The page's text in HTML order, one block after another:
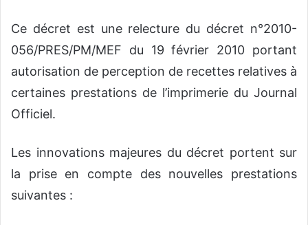
Ce décret est une relecture du décret n°2010-
056/PRES/PM/MEF du 19 février 2010 portant
autorisation de perception de recettes relatives à
certaines prestations de l’imprimerie du Journal
Officiel.
Les innovations majeures du décret portent sur
la prise en compte des nouvelles prestations
suivantes :